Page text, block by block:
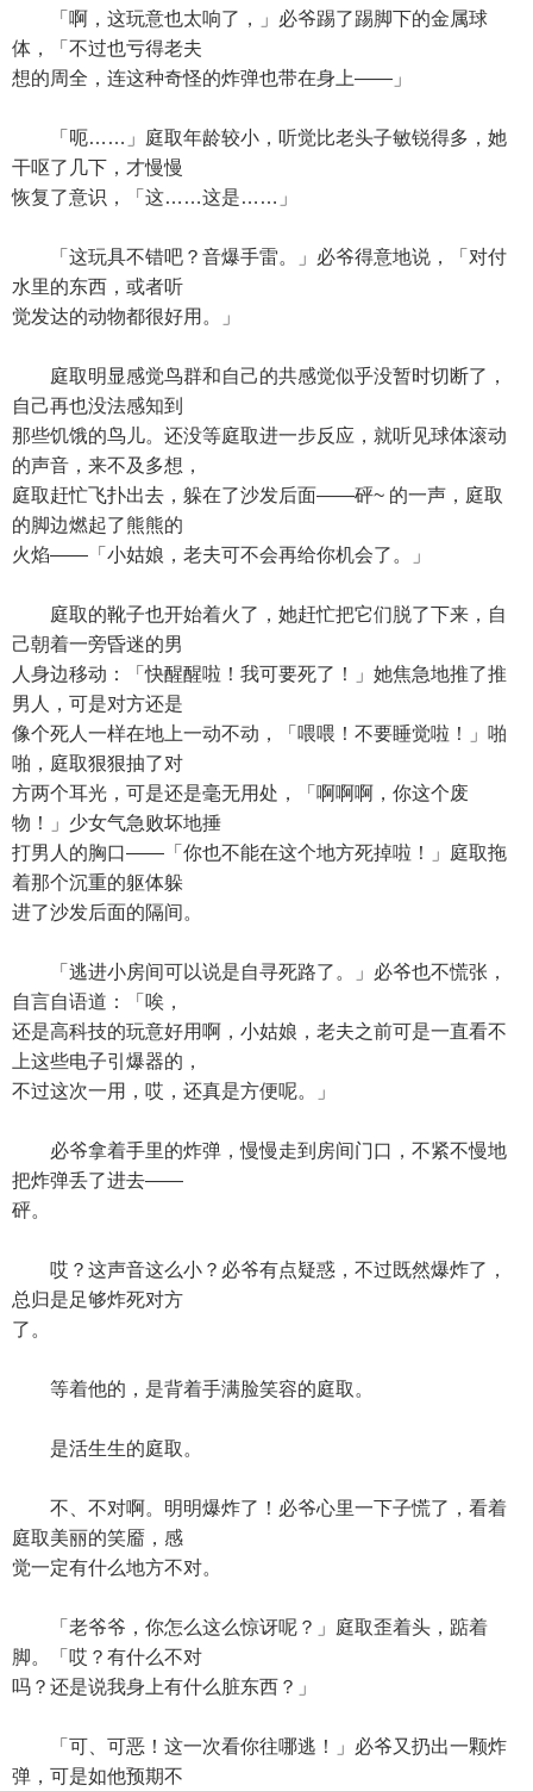
「啊，这玩意也太响了，」必爷踢了踢脚下的金属球
体，「不过也亏得老夫
想的周全，连这种奇怪的炸弹也带在身上——」
「呃……」庭取年龄较小，听觉比老头子敏锐得多，她
干呕了几下，才慢慢
恢复了意识，「这……这是……」
「这玩具不错吧？音爆手雷。」必爷得意地说，「对付
水里的东西，或者听
觉发达的动物都很好用。」
庭取明显感觉鸟群和自己的共感觉似乎没暂时切断了，
自己再也没法感知到
那些饥饿的鸟儿。还没等庭取进一步反应，就听见球体滚动
的声音，来不及多想，
庭取赶忙飞扑出去，躲在了沙发后面——砰~ 的一声，庭取
的脚边燃起了熊熊的
火焰——「小姑娘，老夫可不会再给你机会了。」
庭取的靴子也开始着火了，她赶忙把它们脱了下来，自
己朝着一旁昏迷的男
人身边移动：「快醒醒啦！我可要死了！」她焦急地推了推
男人，可是对方还是
像个死人一样在地上一动不动，「喂喂！不要睡觉啦！」啪
啪，庭取狠狠抽了对
方两个耳光，可是还是毫无用处，「啊啊啊，你这个废
物！」少女气急败坏地捶
打男人的胸口——「你也不能在这个地方死掉啦！」庭取拖
着那个沉重的躯体躲
进了沙发后面的隔间。
「逃进小房间可以说是自寻死路了。」必爷也不慌张，
自言自语道：「唉，
还是高科技的玩意好用啊，小姑娘，老夫之前可是一直看不
上这些电子引爆器的，
不过这次一用，哎，还真是方便呢。」
必爷拿着手里的炸弹，慢慢走到房间门口，不紧不慢地
把炸弹丢了进去——
砰。
哎？这声音这么小？必爷有点疑惑，不过既然爆炸了，
总归是足够炸死对方
了。
等着他的，是背着手满脸笑容的庭取。
是活生生的庭取。
不、不对啊。明明爆炸了！必爷心里一下子慌了，看着
庭取美丽的笑靥，感
觉一定有什么地方不对。
「老爷爷，你怎么这么惊讶呢？」庭取歪着头，踮着
脚。「哎？有什么不对
吗？还是说我身上有什么脏东西？」
「可、可恶！这一次看你往哪逃！」必爷又扔出一颗炸
弹，可是如他预期不